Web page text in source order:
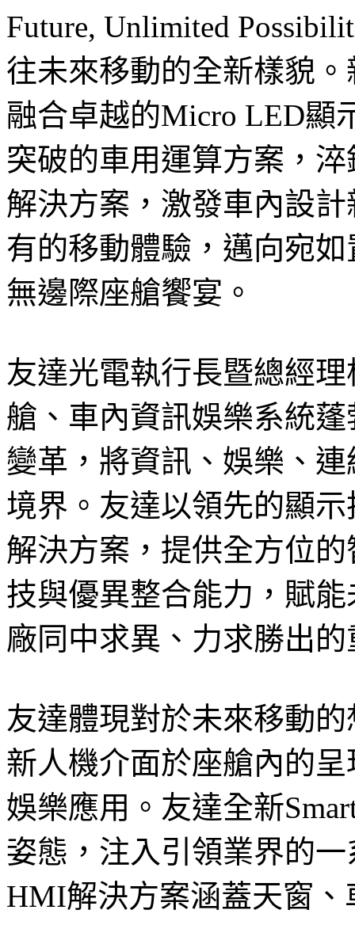
Future, Unlimited
往未來移動的全新樣貌。
融合卓越的Micro LED顯
突破的車用運算方案，
解決方案，激發車內設
有的移動體驗，邁向宛
無邊際座艙饗宴。
友達光電執行長暨總經
艙、車內資訊娛樂系統
變革，將資訊、娛樂、
境界。友達以領先的顯
解決方案，提供全方位
技與優異整合能力，賦
廠同中求異、力求勝出
友達體現對於未來移動
新人機介面於座艙內的
娛樂應用。友達全新
姿態，注入引領業界的
HMI解決方案涵蓋天窗